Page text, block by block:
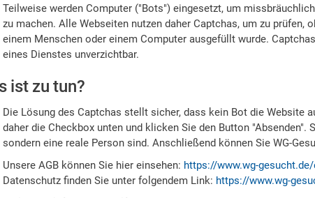
Teilweise werden Computer ("Bots") eingesetzt, um
zu machen. Alle Webseiten nutzen daher Captchas, um zu prüfen,
einem Menschen oder einem Computer ausgefüllt wurde.
eines Dienstes unverzichtbar.
ist zu tun?
Die Lösung des Captchas stellt sicher, dass kein Bot die Website
daher die Checkbox unten und klicken Sie den Button "Absenden".
sondern eine reale Person sind. Anschließend können Sie WG-
Unsere AGB können Sie hier einsehen: https://www.wg-
Datenschutz finden Sie unter folgendem Link: https://www.wg-